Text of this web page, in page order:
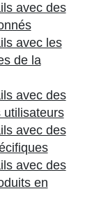
avec des
avec les
de la
avec des
utilisateurs
avec des
avec des
en